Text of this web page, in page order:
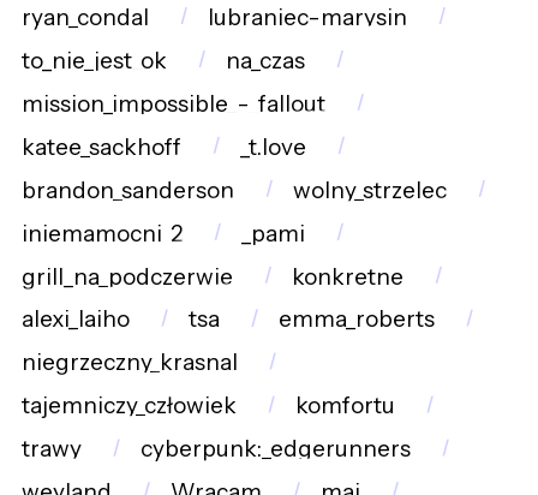
ryan_condal
lubraniec-marysin
to_nie_jest_ok
na_czas
mission_impossible_-_fallout
katee_sackhoff
_t.love
brandon_sanderson
wolny_strzelec
iniemamocni_2
_pami
grill_na_podczerwie
konkretne
alexi_laiho
tsa
emma_roberts
niegrzeczny_krasnal
tajemniczy_człowiek
komfortu
trawy
cyberpunk:_edgerunners